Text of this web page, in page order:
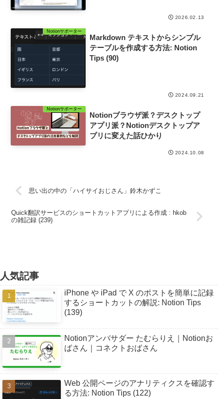
2026.02.13
Notionサポーター
Markdown テキストからシンプル
テーブルを作成する方法: Notion
Tips (90)
2024.09.21
Notionサポーター
Notionブラウザ派？デスクトップ
アプリ派？Notionデスクトップア
プリに変えた話ひかり
2024.10.08
思い出の中の「ハイサイおじさん」鈴木かずこ
Quick翻訳サービスのショートカットアプリによる作成 : hkob
の雑記録 (239)
人気記事
iPhone や iPad で X のポストを簡単に記録
するショートカットの解説: Notion Tips
(139)
Notionアンバサダー たむらりえ｜Notionお
ばさん｜コネクトおばさん
Web 公開ページのアナリティクスを確認す
る方法: Notion Tips (122)